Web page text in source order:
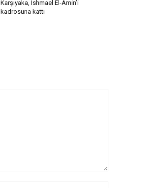
Karşıyaka, Ishmael El-Amin’i
kadrosuna kattı